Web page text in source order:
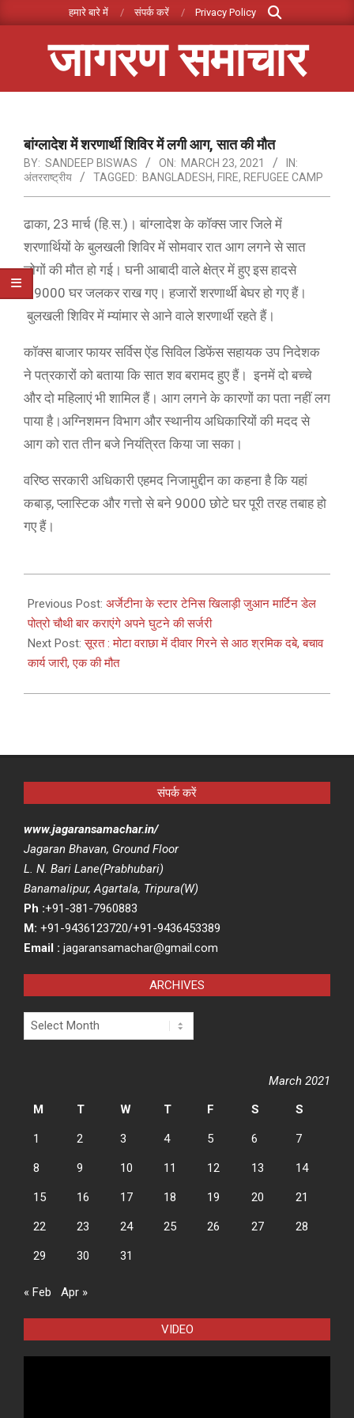
to
हमारे बारे में संपर्क करें Privacy Policy
Search
जागरण समाचार
Menuबांग्लादेश में शरणार्थी शिविर में लगी आग, सात की मौत
BY: SANDEEP BISWAS ON: MARCH 23, 2021
IN:
अंतरराष्ट्रीय
TAGGED: BANGLADESH, FIRE, REFUGEE CAMP
ढाका, 23 मार्च (हि.स.)। बांग्लादेश के कॉक्स जार जिले में
शरणार्थियों के बुलखली शिविर में सोमवार रात आग लगने से सात
लोगों की मौत हो गई। घनी आबादी वाले क्षेत्र में हुए इस हादसे
में 9000 घर जलकर राख गए। हजारों शरणार्थी बेघर हो गए हैं।
बुलखली शिविर में म्यांमार से आने वाले शरणार्थी रहते हैं।
कॉक्स बाजार फायर सर्विस ऐंड सिविल डिफेंस सहायक उप निदेशक
ने पत्रकारों को बताया कि सात शव बरामद हुए हैं। इनमें दो बच्चे
और दो महिलाएं भी शामिल हैं। आग लगने के कारणों का पता नहीं लग
पाया है।अग्निशमन विभाग और स्थानीय अधिकारियों की मदद से
आग को रात तीन बजे नियंत्रित किया जा सका।
वरिष्ठ सरकारी अधिकारी एहमद निजामुद्दीन का कहना है कि यहां
कबाड़, प्लास्टिक और गत्तो से बने 9000 छोटे घर पूरी तरह तबाह हो
गए हैं।
03-
23
Previous Post: अर्जेटीना के स्टार टेनिस खिलाड़ी जुआन मार्टिन डेल
पोत्रो चौथी बार कराएंगे अपने घुटने की सर्जरी
Next Post:सूरत : मोटा वराछा में दीवार गिरने से आठ श्रमिक दबे, बचाव
कार्य जारी, एक की मौत
संपर्क करें
www.jagaransamachar.in/
Jagaran Bhavan, Ground Floor
L. N. Bari Lane(Prabhubari)
Banamalipur, Agartala, Tripura(W)
Ph :+91-381-7960883
M: +91-9436123720/+91-9436453389
Email : jagaransamachar@gmail.com
ARCHIVES
Archives
March 2021
M
T W T F S S
1 2 3 4 5 6 7
8 9 10 11 12 13 14
15 16 17 18 19 20 21
22 23 24 25 26 27 28
29 30 31
« Feb Apr »
VIDEO